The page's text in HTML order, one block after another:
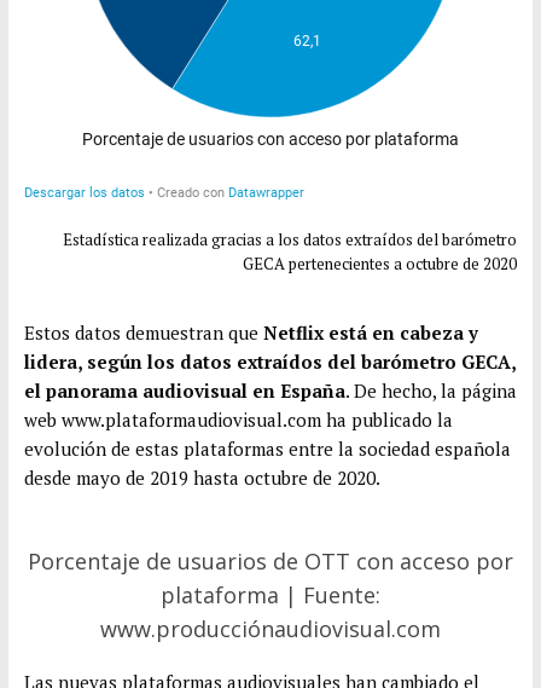
Estadística realizada gracias a los datos extraídos del barómetro
GECA pertenecientes a octubre de 2020
Estos datos demuestran que Netflix está en cabeza y
lidera, según los datos extraídos del barómetro GECA,
el panorama audiovisual en España. De hecho, la página
web www.plataformaudiovisual.com ha publicado la
evolución de estas plataformas entre la sociedad española
desde mayo de 2019 hasta octubre de 2020.
Porcentaje de usuarios de OTT con acceso por
plataforma | Fuente:
www.producciónaudiovisual.com
Las nuevas plataformas audiovisuales han cambiado el